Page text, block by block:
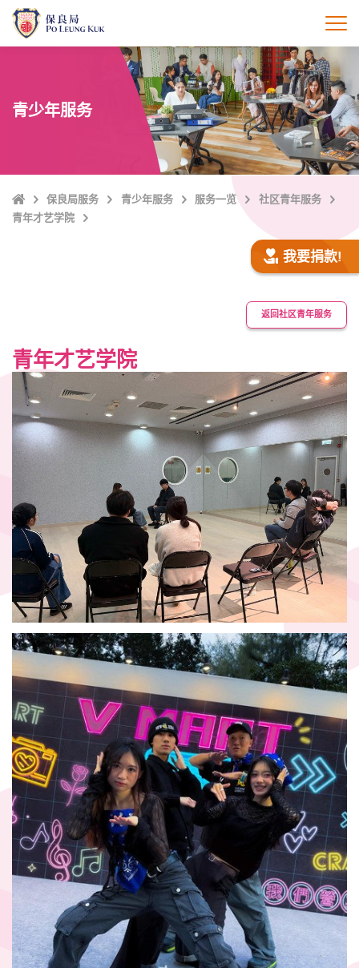
打
青少年服务
Home保良局服务 青少年服务 服务一览
社区青年服务
青年才艺学院
我要捐款!
返回社区青年服务
青年才艺学院